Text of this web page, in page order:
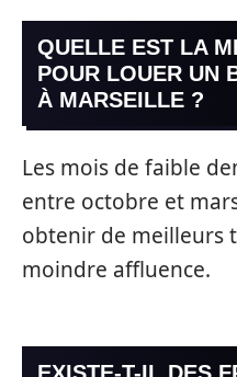
QUELLE EST LA
POUR LOUER UN
À MARSEILLE ?
Les mois de faible
entre octobre et
obtenir de meilleurs
moindre affluence.